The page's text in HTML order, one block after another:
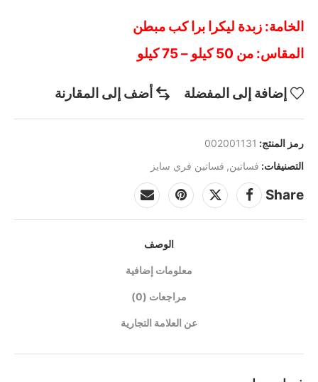
الخامة: زبدة ليكرا برا كب مبطن
المقاس: من 50 كيلو – 75 كيلو
إضافة إلى المفضلة أضف إلى المقارنة
رمز المنتج: 002001131
التصنيفات: فساتين, فساتين فري سايز
Share
الوصف
معلومات إضافية
مراجعات (0)
عن العلامة التجارية